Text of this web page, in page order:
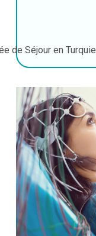
de Séjour en Turquie